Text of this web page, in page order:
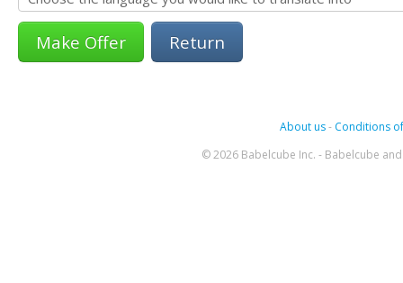
Return
About us- Conditions
© 2026 Babelcube Inc. - Babelcube